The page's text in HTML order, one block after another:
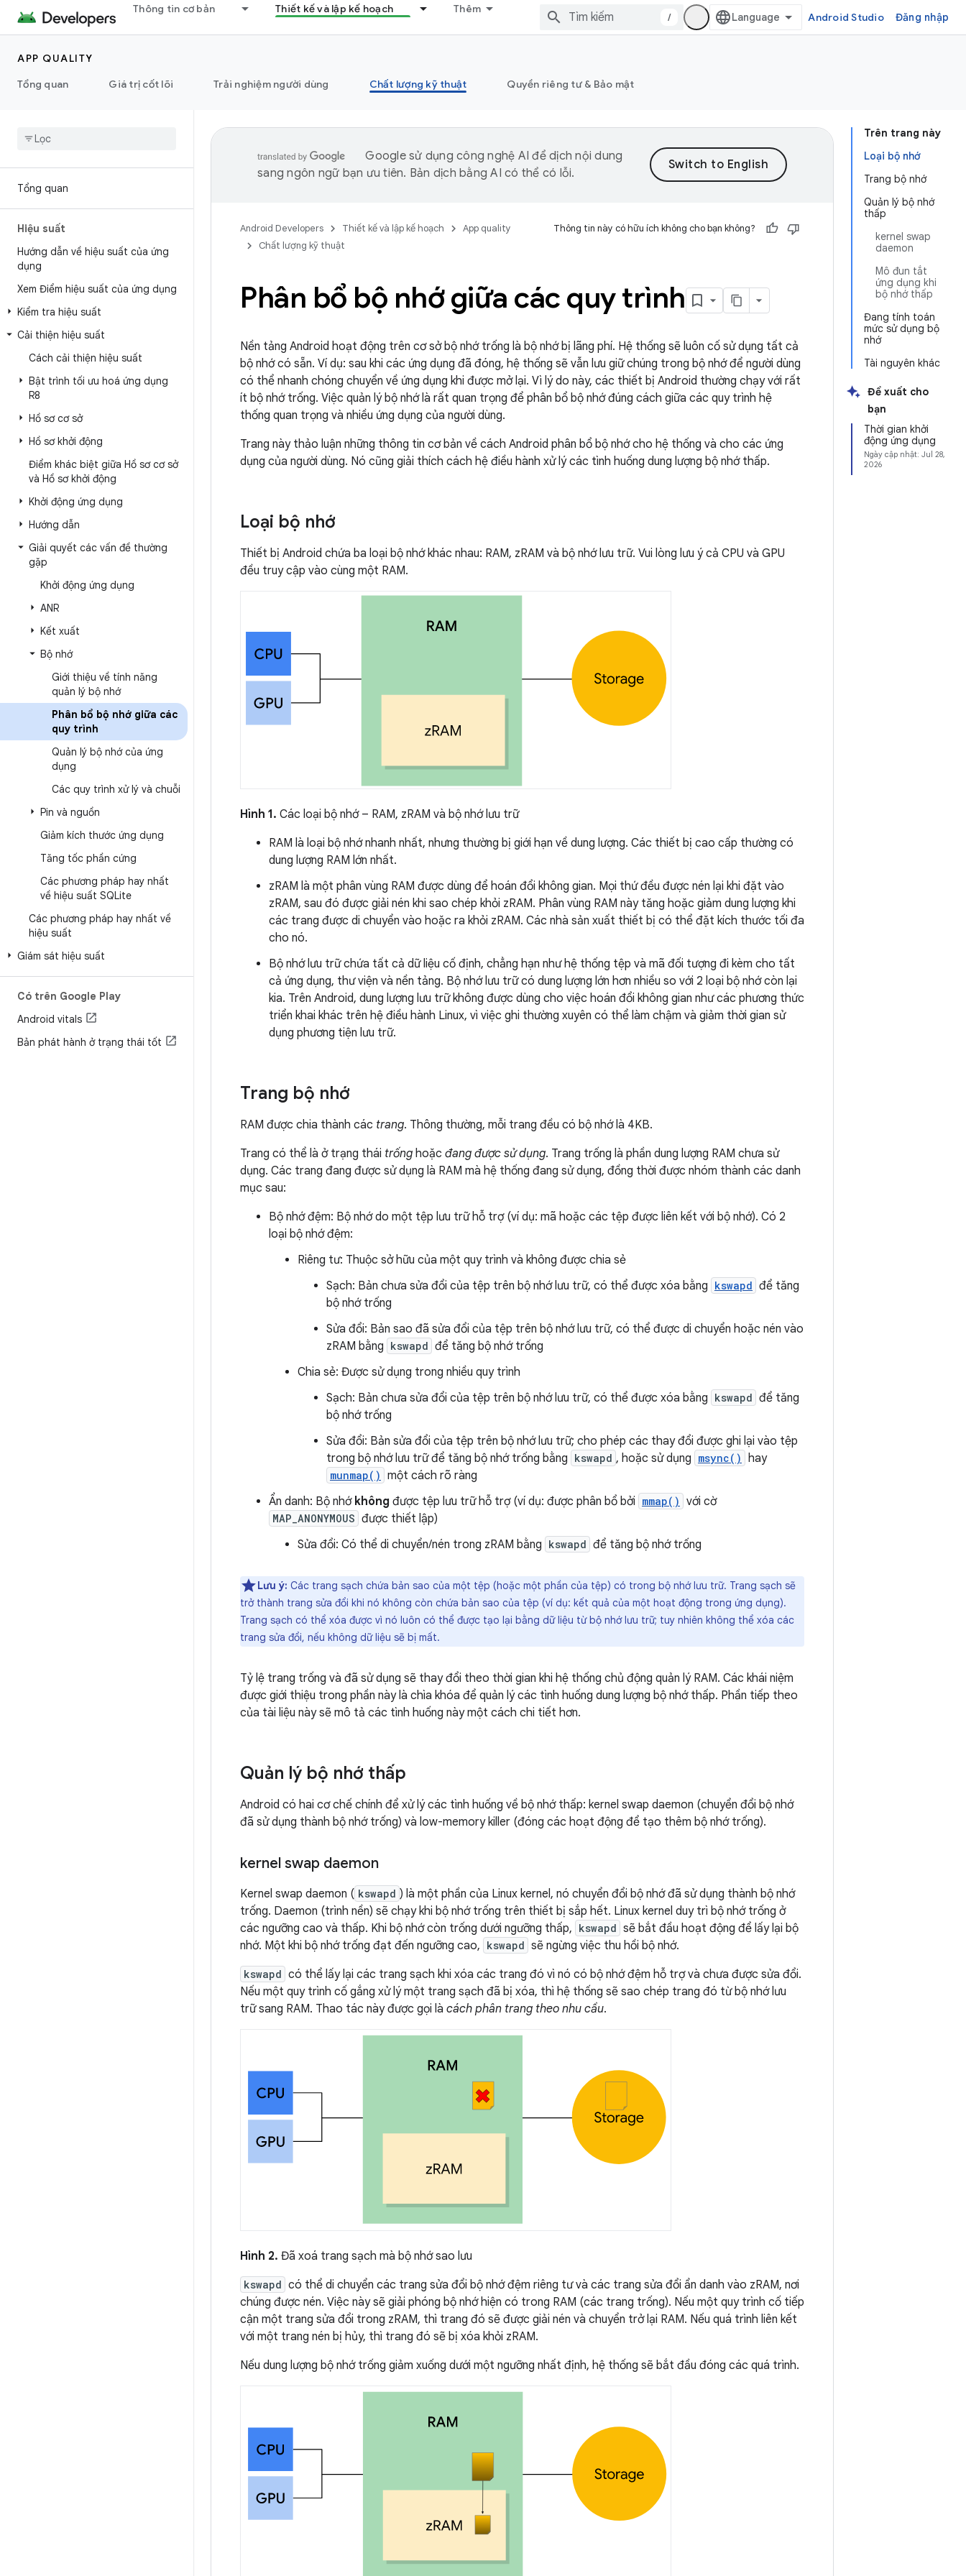
Thông tin cơ bản Thiết kế và lập kế hoạch Thêm
/ Android Studio Đăng nhập
APP QUALITY
Tổng quan
Giá trị cốt lõi Trải nghiệm người dùng Chất lượng kỹ thuật Quyền riêng tư & Bảo mật
Tổng quan
Hiệu suất
Hướng dẫn về hiệu suất của ứng
dụng
Xem Điểm hiệu suất của ứng dụng
Kiểm tra hiệu suất
Cải thiện hiệu suất
Cách cải thiện hiệu suất
Bật trình tối ưu hoá ứng dụng
R8
Hồ sơ cơ sở
Hồ sơ khởi động
Điểm khác biệt giữa Hồ sơ cơ sở
và Hồ sơ khởi động
Khởi động ứng dụng
Hướng dẫn
Giải quyết các vấn đề thường
gặp
Khởi động ứng dụng
ANR
Kết xuất
Bộ nhớ
Giới thiệu về tính năng
quản lý bộ nhớ
Phân bổ bộ nhớ giữa các
quy trình
Quản lý bộ nhớ của ứng
dụng
Các quy trình xử lý và chuỗi
Pin và nguồn
Giảm kích thước ứng dụng
Tăng tốc phần cứng
Các phương pháp hay nhất
về hiệu suất SQLite
Các phương pháp hay nhất về
hiệu suất
Giám sát hiệu suất
Có trên Google Play
Android vitals
Bản phát hành ở trạng thái tốt
Trên trang này
Loại bộ nhớ
Trang bộ nhớ
Quản lý bộ nhớ
thấp
kernel swap
daemon
Mô đun tắt
ứng dụng khi
bộ nhớ thấp
Đang tính toán
mức sử dụng bộ
nhớ
Tài nguyên khác
Đề xuất cho
bạn
Thời gian khởi
động ứng dụng
Ngày cập nhật: Jul 28,
2026
Google sử dụng công nghệ AI để dịch nội dung
sang ngôn ngữ bạn ưu tiên. Bản dịch bằng AI có thể có lỗi.
Android Developers Thiết kế và lập kế hoạch
App quality
Chất lượng kỹ thuật
Thông tin này có hữu ích không cho bạn không?
Phân bổ bộ nhớ giữa các quy trình
Nền tảng Android hoạt động trên cơ sở bộ nhớ trống là bộ nhớ bị lãng phí. Hệ thống sẽ luôn cố sử dụng tất cả
bộ nhớ có sẵn. Ví dụ: sau khi các ứng dụng đã đóng, hệ thống sẽ vẫn lưu giữ chúng trong bộ nhớ để người dùng
có thể nhanh chóng chuyển về ứng dụng khi được mở lại. Vì lý do này, các thiết bị Android thường chạy với rất
ít bộ nhớ trống. Việc quản lý bộ nhớ là rất quan trọng để phân bổ bộ nhớ đúng cách giữa các quy trình hệ
thống quan trọng và nhiều ứng dụng của người dùng.
Trang này thảo luận những thông tin cơ bản về cách Android phân bổ bộ nhớ cho hệ thống và cho các ứng
dụng của người dùng. Nó cũng giải thích cách hệ điều hành xử lý các tình huống dung lượng bộ nhớ thấp.
Loại bộ nhớ
Thiết bị Android chứa ba loại bộ nhớ khác nhau: RAM, zRAM và bộ nhớ lưu trữ. Vui lòng lưu ý cả CPU và GPU
đều truy cập vào cùng một RAM.
Hình 1. Các loại bộ nhớ – RAM, zRAM và bộ nhớ lưu trữ
RAM là loại bộ nhớ nhanh nhất, nhưng thường bị giới hạn về dung lượng. Các thiết bị cao cấp thường có
dung lượng RAM lớn nhất.
zRAM là một phân vùng RAM được dùng để hoán đổi không gian. Mọi thứ đều được nén lại khi đặt vào
zRAM, sau đó được giải nén khi sao chép khỏi zRAM. Phân vùng RAM này tăng hoặc giảm dung lượng khi
các trang được di chuyển vào hoặc ra khỏi zRAM. Các nhà sản xuất thiết bị có thể đặt kích thước tối đa
cho nó.
Bộ nhớ lưu trữ chứa tất cả dữ liệu cố định, chẳng hạn như hệ thống tệp và mã đối tượng đi kèm cho tất
cả ứng dụng, thư viện và nền tảng. Bộ nhớ lưu trữ có dung lượng lớn hơn nhiều so với 2 loại bộ nhớ còn lại
kia. Trên Android, dung lượng lưu trữ không được dùng cho việc hoán đổi không gian như các phương thức
triển khai khác trên hệ điều hành Linux, vì việc ghi thường xuyên có thể làm chậm và giảm thời gian sử
dụng phương tiện lưu trữ.
Trang bộ nhớ
RAM được chia thành các trang. Thông thường, mỗi trang đều có bộ nhớ là 4KB.
Trang có thể là ở trạng thái trống hoặc đang được sử dụng. Trang trống là phần dung lượng RAM chưa sử
dụng. Các trang đang được sử dụng là RAM mà hệ thống đang sử dụng, đồng thời được nhóm thành các danh
mục sau:
Bộ nhớ đệm: Bộ nhớ do một tệp lưu trữ hỗ trợ (ví dụ: mã hoặc các tệp được liên kết với bộ nhớ). Có 2
loại bộ nhớ đệm:
Riêng tư: Thuộc sở hữu của một quy trình và không được chia sẻ
Sạch: Bản chưa sửa đổi của tệp trên bộ nhớ lưu trữ, có thể được xóa bằng kswapd để tăng
bộ nhớ trống
Sửa đổi: Bản sao đã sửa đổi của tệp trên bộ nhớ lưu trữ, có thể được di chuyển hoặc nén vào
zRAM bằng kswapd để tăng bộ nhớ trống
Chia sẻ: Được sử dụng trong nhiều quy trình
Sạch: Bản chưa sửa đổi của tệp trên bộ nhớ lưu trữ, có thể được xóa bằng kswapd để tăng
bộ nhớ trống
Sửa đổi: Bản sửa đổi của tệp trên bộ nhớ lưu trữ; cho phép các thay đổi được ghi lại vào tệp
trong bộ nhớ lưu trữ để tăng bộ nhớ trống bằng kswapd , hoặc sử dụng msync() hay
munmap() một cách rõ ràng
Ẩn danh: Bộ nhớ không được tệp lưu trữ hỗ trợ (ví dụ: được phân bổ bởi mmap() với cờ
MAP_ANONYMOUS được thiết lập)
Sửa đổi: Có thể di chuyển/nén trong zRAM bằng kswapd để tăng bộ nhớ trống
Lưu ý: Các trang sạch chứa bản sao của một tệp (hoặc một phần của tệp) có trong bộ nhớ lưu trữ. Trang sạch sẽ
trở thành trang sửa đổi khi nó không còn chứa bản sao của tệp (ví dụ: kết quả của một hoạt động trong ứng dụng).
Trang sạch có thể xóa được vì nó luôn có thể được tạo lại bằng dữ liệu từ bộ nhớ lưu trữ; tuy nhiên không thể xóa các
trang sửa đổi, nếu không dữ liệu sẽ bị mất.
Tỷ lệ trang trống và đã sử dụng sẽ thay đổi theo thời gian khi hệ thống chủ động quản lý RAM. Các khái niệm
được giới thiệu trong phần này là chìa khóa để quản lý các tình huống dung lượng bộ nhớ thấp. Phần tiếp theo
của tài liệu này sẽ mô tả các tình huống này một cách chi tiết hơn.
Quản lý bộ nhớ thấp
Android có hai cơ chế chính để xử lý các tình huống về bộ nhớ thấp: kernel swap daemon (chuyển đổi bộ nhớ
đã sử dụng thành bộ nhớ trống) và low-memory killer (đóng các hoạt động để tạo thêm bộ nhớ trống).
kernel swap daemon
Kernel swap daemon ( kswapd ) là một phần của Linux kernel, nó chuyển đổi bộ nhớ đã sử dụng thành bộ nhớ
trống. Daemon (trình nền) sẽ chạy khi bộ nhớ trống trên thiết bị sắp hết. Linux kernel duy trì bộ nhớ trống ở
các ngưỡng cao và thấp. Khi bộ nhớ còn trống dưới ngưỡng thấp, kswapd sẽ bắt đầu hoạt động để lấy lại bộ
nhớ. Một khi bộ nhớ trống đạt đến ngưỡng cao, kswapd sẽ ngừng việc thu hồi bộ nhớ.
kswapd có thể lấy lại các trang sạch khi xóa các trang đó vì nó có bộ nhớ đệm hỗ trợ và chưa được sửa đổi.
Nếu một quy trình cố gắng xử lý một trang sạch đã bị xóa, thì hệ thống sẽ sao chép trang đó từ bộ nhớ lưu
trữ sang RAM. Thao tác này được gọi là cách phân trang theo nhu cầu.
Hình 2. Đã xoá trang sạch mà bộ nhớ sao lưu
kswapd có thể di chuyển các trang sửa đổi bộ nhớ đệm riêng tư và các trang sửa đổi ẩn danh vào zRAM, nơi
chúng được nén. Việc này sẽ giải phóng bộ nhớ hiện có trong RAM (các trang trống). Nếu một quy trình cố tiếp
cận một trang sửa đổi trong zRAM, thì trang đó sẽ được giải nén và chuyển trở lại RAM. Nếu quá trình liên kết
với một trang nén bị hủy, thì trang đó sẽ bị xóa khỏi zRAM.
Nếu dung lượng bộ nhớ trống giảm xuống dưới một ngưỡng nhất định, hệ thống sẽ bắt đầu đóng các quá trình.